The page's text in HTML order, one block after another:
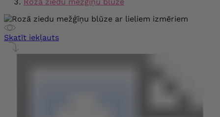
Rozā ziedu mežģīņu blūze
Skatīt iekļauts